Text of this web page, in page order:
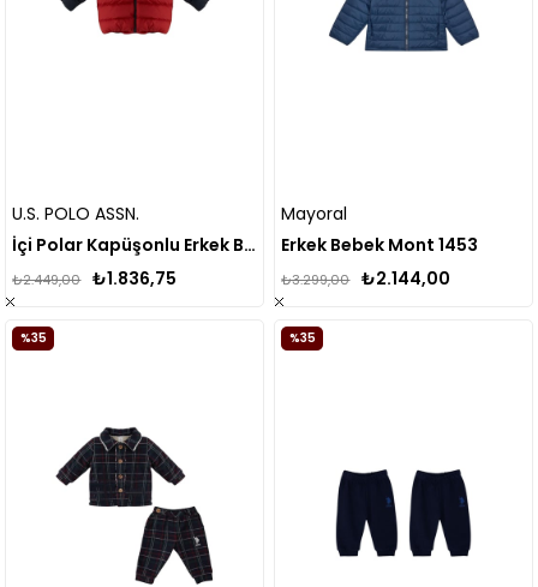
U.S. POLO ASSN.
İçi Polar Kapüşonlu Erkek Bebek Mont
₺1.836,75
₺2.449,00
Mayoral
Erkek Bebek Mont 1453
₺2.144,00
₺3.299,00
%35 %35